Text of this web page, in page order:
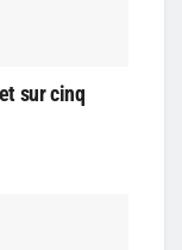
sur cinq